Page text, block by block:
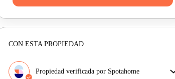
CON ESTA PROPIEDAD
Propiedad verificada por Spotahome